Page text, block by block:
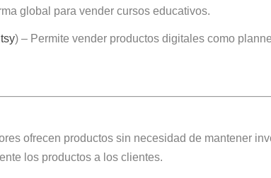
global para vender cursos educativos.
) – Permite vender productos digitales como
ofrecen productos sin necesidad de mantener
los productos a los clientes.